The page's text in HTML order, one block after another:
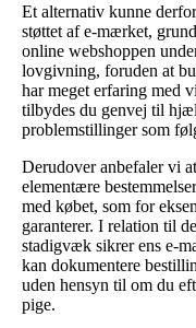
Et alternativ kunne
støttet af e-mærket,
online webshoppen
lovgivning, foruden at
har meget erfaring med
tilbydes du genvej til
problemstillinger som
Derudover anbefaler vi
elementære
med købet, som for
garanterer. I relation til
stadigvæk sikrer ens e-
kan dokumentere
uden hensyn til om du
pige.